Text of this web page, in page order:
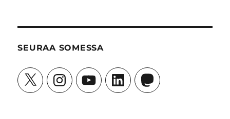
SEURAA SOMESSA
X InstagramYouTubeLinkedInMastodon